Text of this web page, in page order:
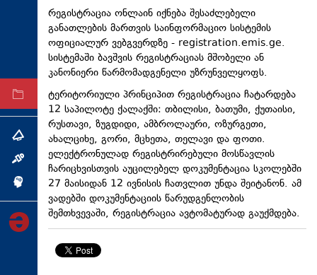
სპორტი
ტაბლოიდი
არქივი
თემა
ინტერვიუ
ინქვიზიცია
რეგისტრაცია ონლაინ იქნება შესაძლებელი
განათლების მართვის საინფორმაციო სისტემის
ოფიციალურ ვებგვერდზე - registration.emis.ge.
სისტემაში ბავშვის რეგისტრაციას მშობელი ან
კანონიერი წარმომადგენელი უზრუნველყოფს.
ტერიტორიული პრინციპით რეგისტრაცია ჩატარდება
12 საპილოტე ქალაქში: თბილისი, ბათუმი, ქუთაისი,
რუსთავი, ზუგდიდი, ამბროლაური, ოზურგეთი,
ახალციხე, გორი, მცხეთა, თელავი და ფოთი.
ელექტრონულად რეგისტრირებული მოსწავლის
ჩარიცხვისთვის აუცილებელ დოკუმენტაცია სკოლებში
27 მაისიდან 12 ივნისის ჩათვლით უნდა შეიტანონ. ამ
ვადებში დოკუმენტაციის წარუდგენლობის
შემთხვევაში, რეგისტრაცია ავტომატურად გაუქმდება.